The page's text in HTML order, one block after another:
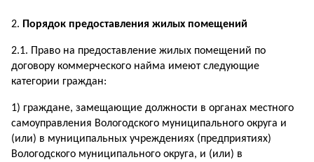
Порядок предоставления жилых помещений
2.1. Право на предоставление жилых помещений по
договору коммерческого найма имеют следующие
категории граждан:
1) граждане, замещающие должности в органах местного
самоуправления Вологодского муниципального округа и
(или) в муниципальных учреждениях (предприятиях)
Вологодского муниципального округа, и (или) в